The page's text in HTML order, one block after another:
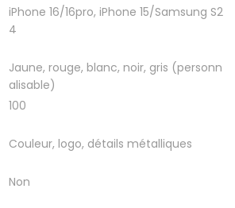
iPhone 16/16pro, iPhone 15/Samsung S2
4
Jaune, rouge, blanc, noir, gris (personn
alisable)
100
Couleur, logo, détails métalliques
Non